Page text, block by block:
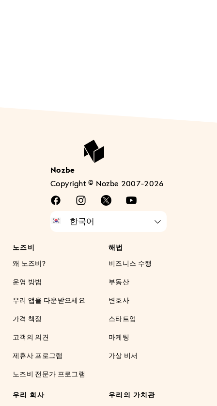
Nozbe
Copyright © Nozbe 2007-2026
노즈비
왜 노즈비?
운영 방법
우리 앱을 다운받으세요
가격 책정
고객의 의견
제휴사 프로그램
노즈비 전문가 프로그램
해법
비즈니스 수행
부동산
변호사
스타트업
마케팅
가상 비서
우리 회사
우리의 가치관